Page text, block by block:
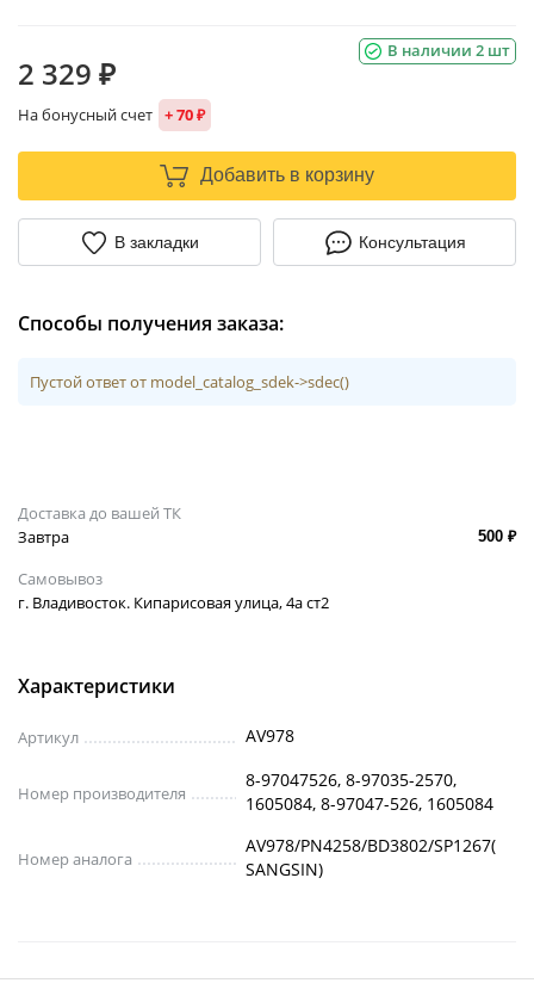
В наличии 2 шт
2 329 ₽
На бонусный счет + 70 ₽
Добавить в корзину
В закладки Консультация
Способы получения заказа:
Пустой ответ от model_catalog_sdek->sdec()
Доставка до вашей ТК
Завтра
500 ₽
Самовывоз
г. Владивосток. Кипарисовая улица, 4а ст2
Характеристики
Артикул AV978
Номер производителя
8-97047526, 8-97035-2570,
1605084, 8-97047-526, 1605084
Номер аналога
AV978/PN4258/BD3802/SP1267(
SANGSIN)